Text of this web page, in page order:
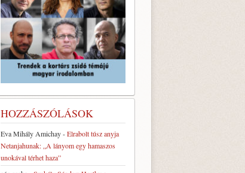
HOZZÁSZÓLÁSOK
Eva Mihály Amichay-Elrabolt túsz anyja
Netanjahunak: „A lányom egy hamaszos
unokával térhet haza”